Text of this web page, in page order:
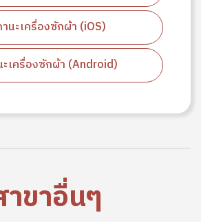
นะเครื่องซักผ้า (iOS)
เครื่องซักผ้า (Android)
ขาอื่นๆ